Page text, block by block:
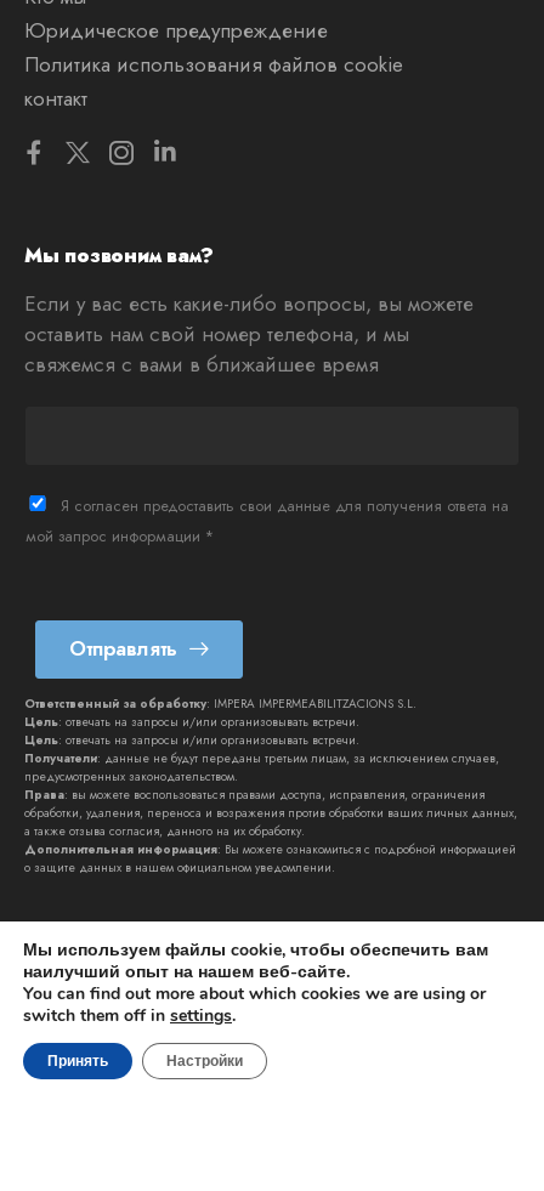
Юридическое предупреждение
Политика использования файлов cookie
контакт
Мы позвоним вам?
Если у вас есть какие-либо вопросы, вы можете
оставить нам свой номер телефона, и мы
свяжемся с вами в ближайшее время
è
Я согласен предоставить свои данные для получения ответа на
мой запрос информации *
Отправлять
Ответственный за обработку: IMPERA IMPERMEABILITZACIONS S.L.
Цель: отвечать на запросы и/или организовывать встречи.
Цель: отвечать на запросы и/или организовывать встречи.
Получатели: данные не будут переданы третьим лицам, за исключением случаев,
предусмотренных законодательством.
Права: вы можете воспользоваться правами доступа, исправления, ограничения
обработки, удаления, переноса и возражения против обработки ваших личных данных,
а также отзыва согласия, данного на их обработку.
Дополнительная информация: Вы можете ознакомиться с подробной информацией
о защите данных в нашем официальном уведомлении.
защищены | к
Мы используем файлы cookie, чтобы обеспечить вам
наилучший опыт на нашем веб-сайте.
You can find out more about which cookies we are using or
switch them off in settings.
Принять Настройки